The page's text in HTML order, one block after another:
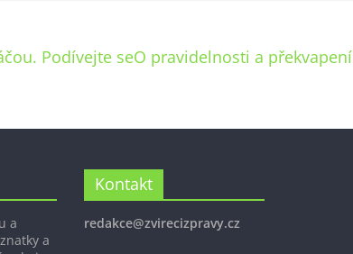
Podívejte seO pravidelnosti a překvapení
a
a
Kontakt
redakce@zvirecizpravy.cz